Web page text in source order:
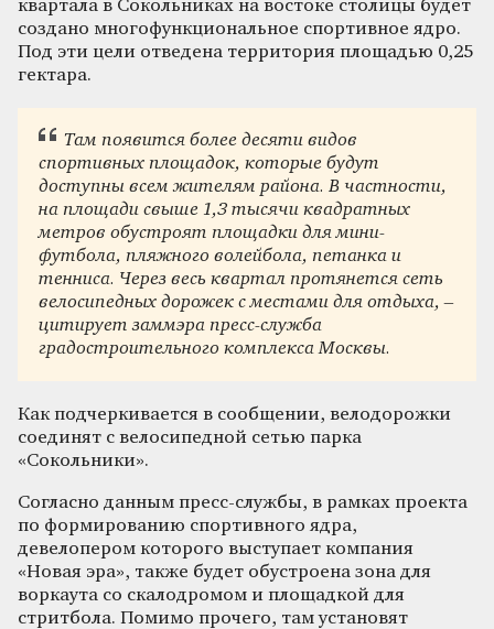
квартала в Сокольниках на востоке столицы будет
создано многофункциональное спортивное ядро.
Под эти цели отведена территория площадью 0,25
гектара.
Там появится более десяти видов
спортивных площадок, которые будут
доступны всем жителям района. В частности,
на площади свыше 1,3 тысячи квадратных
метров обустроят площадки для мини-
футбола, пляжного волейбола, петанка и
тенниса. Через весь квартал протянется сеть
велосипедных дорожек с местами для отдыха, –
цитирует заммэра пресс-служба
градостроительного комплекса Москвы.
Как подчеркивается в сообщении, велодорожки
соединят с велосипедной сетью парка
«Сокольники».
Согласно данным пресс-службы, в рамках проекта
по формированию спортивного ядра,
девелопером которого выступает компания
«Новая эра», также будет обустроена зона для
воркаута со скалодромом и площадкой для
стритбола. Помимо прочего, там установят